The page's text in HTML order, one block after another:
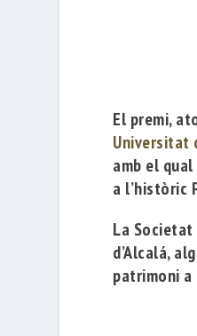
El premi,
Universitat
amb el
a l’històric
La
d’Alcalá,
patrimoni